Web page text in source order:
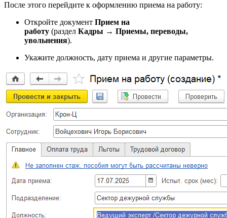
После этого перейдите к оформлению приема на работу:
Откройте документ Прием на
работу (раздел Кадры → Приемы, переводы,
увольнения).
Укажите должность, дату приема и другие параметры.